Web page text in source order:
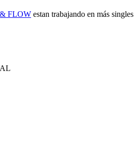
FLOW estan trabajando en más